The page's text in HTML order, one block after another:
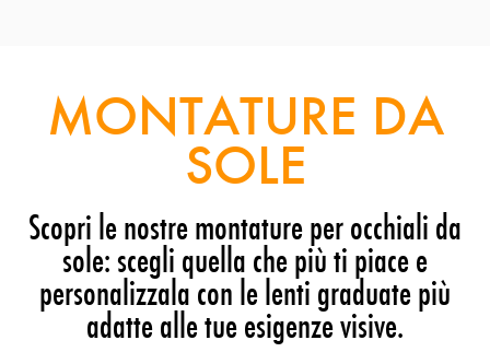
MONTATURE DA
SOLE
Scopri le nostre montature per occhiali da
sole: scegli quella che più ti piace e
personalizzala con le lenti graduate più
adatte alle tue esigenze visive.